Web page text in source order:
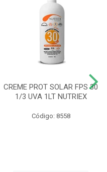
CREME PROT SOLAR FPS 30
1/3 UVA 1LT NUTRIEX
Código: 8558